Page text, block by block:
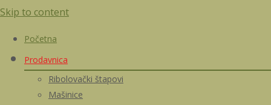
Skip to content
Početna
Prodavnica
Ribolovački štapovi
Mašinice